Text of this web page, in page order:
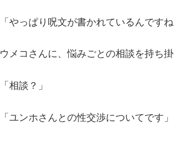
「やっぱり呪文が書かれているんです
ウメコさんに、悩みごとの相談を持ち
「相談？」
「ユンホさんとの性交渉についてです」